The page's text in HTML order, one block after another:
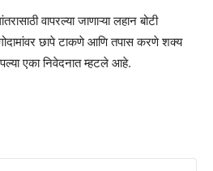
वापरल्या जाणाऱ्या लहान बोटी
गोदामांवर छापे टाकणे आणि तपास करणे शक्य
एका निवेदनात म्हटले आहे.